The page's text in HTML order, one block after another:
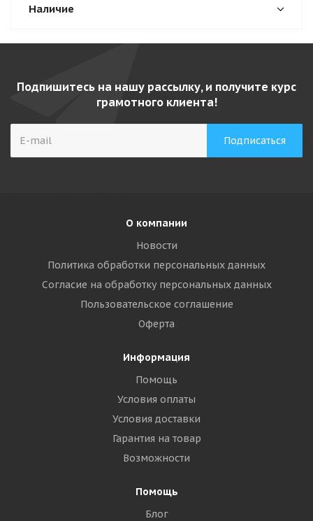
Наличие
Подпишитесь на нашу рассылку, и получите курс
грамотного клиента!
О компании
Новости
Политика обработки персональных данных
Согласие на обработку персональных данных
Пользовательское соглашение
Оферта
Информация
Помощь
Условия оплаты
Условия доставки
Гарантия на товар
Возможности
Помощь
Блог